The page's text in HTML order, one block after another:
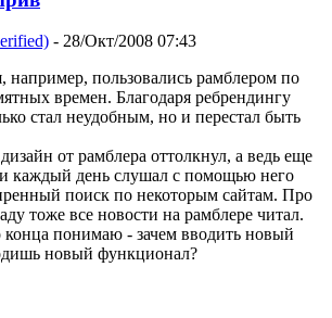
- 28/Окт/2008 07:43
пользовались рамблером по
времен. Благодаря ребрендингу
стал неудобным, но и перестал быть
от рамблера оттолкнул, а ведь еще
каждый день слушал с помощью него
поиск по некоторым сайтам. Про
тоже все новости на рамблере читал.
конца понимаю - зачем вводить новый
новый функционал?